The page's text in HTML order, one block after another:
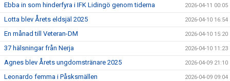
Ebba in som hinderfyra i IFK Lidingö genom tiderna 2026-04-11 00:05
Lotta blev Årets eldsjäl 2025 2026-04-10 16:54
En månad till Veteran-DM 2026-04-10 15:20
37 hälsningar från Nerja 2026-04-10 11:23
Agnes blev Årets ungdomstränare 2025 2026-04-09 21:10
Leonardo femma i Påsksmällen 2026-04-09 09:04